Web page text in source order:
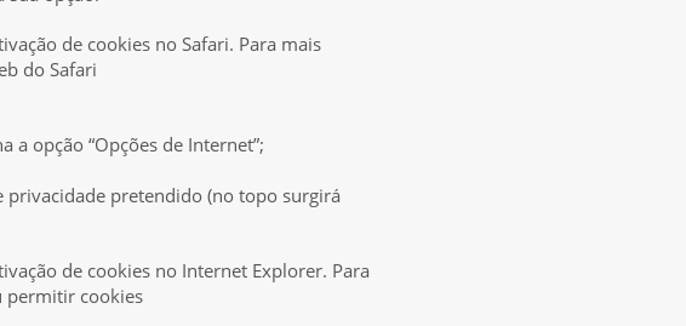
de cookies no Safari. Para mais
do Safari
a opção “Opções de Internet”;
pretendido (no topo surgirá
de cookies no Internet Explorer. Para
permitir cookies